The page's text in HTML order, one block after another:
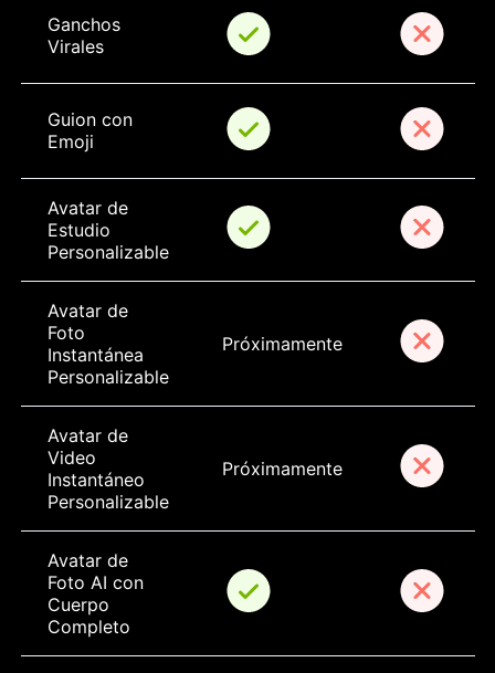
Ganchos
Virales
Guion con
Emoji
Avatar de
Estudio
Personalizable
Avatar de
Foto
Instantánea
Personalizable
Próximamente
Avatar de
Video
Instantáneo
Personalizable
Próximamente
Avatar de
Foto AI con
Cuerpo
Completo